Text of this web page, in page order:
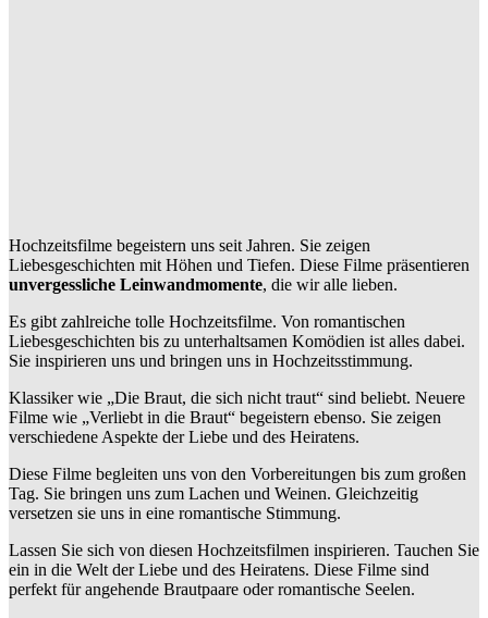
Hochzeitsfilme begeistern uns seit Jahren. Sie zeigen
Liebesgeschichten mit Höhen und Tiefen. Diese Filme präsentieren
unvergessliche Leinwandmomente, die wir alle lieben.
Es gibt zahlreiche tolle Hochzeitsfilme. Von romantischen
Liebesgeschichten bis zu unterhaltsamen Komödien ist alles dabei.
Sie inspirieren uns und bringen uns in Hochzeitsstimmung.
Klassiker wie „Die Braut, die sich nicht traut“ sind beliebt. Neuere
Filme wie „Verliebt in die Braut“ begeistern ebenso. Sie zeigen
verschiedene Aspekte der Liebe und des Heiratens.
Diese Filme begleiten uns von den Vorbereitungen bis zum großen
Tag. Sie bringen uns zum Lachen und Weinen. Gleichzeitig
versetzen sie uns in eine romantische Stimmung.
Lassen Sie sich von diesen Hochzeitsfilmen inspirieren. Tauchen Sie
ein in die Welt der Liebe und des Heiratens. Diese Filme sind
perfekt für angehende Brautpaare oder romantische Seelen.